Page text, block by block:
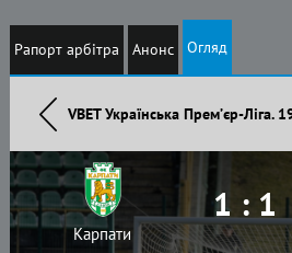
Рапорт арбітра Анонс Огляд
VBET Українська Премʼєр-
Карпати
1 : 1